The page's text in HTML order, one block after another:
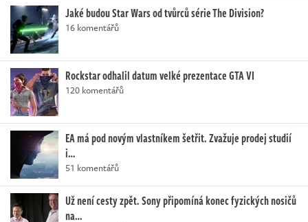
Jaké budou Star Wars od tvůrců série The Division?
16 komentářů
Rockstar odhalil datum velké prezentace GTA VI
120 komentářů
EA má pod novým vlastníkem šetřit. Zvažuje prodej studií
i…
51 komentářů
Už není cesty zpět. Sony připomíná konec fyzických nosičů
na…